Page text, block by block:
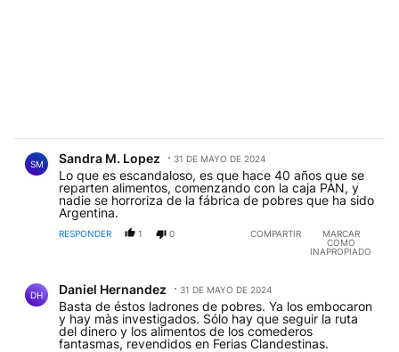
SM Sandra M. Lopez 31 DE MAYO DE 2024
Lo que es escandaloso, es que hace 40 años que se
reparten alimentos, comenzando con la caja PAN, y
nadie se horroriza de la fábrica de pobres que ha sido
Argentina.
RESPONDER 1 0 COMPARTIR
MARCAR
COMO
INAPROPIADO
DH Daniel Hernandez 31 DE MAYO DE 2024
Basta de éstos ladrones de pobres. Ya los embocaron
y hay màs investigados. Sólo hay que seguir la ruta
del dinero y los alimentos de los comederos
fantasmas, revendidos en Ferias Clandestinas.